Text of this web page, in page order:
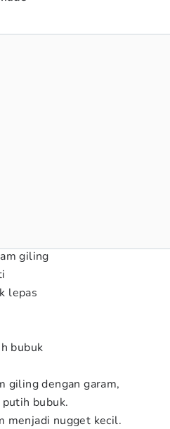
giling
lepas
bubuk
giling dengan garam,
bubuk.
menjadi nugget kecil.